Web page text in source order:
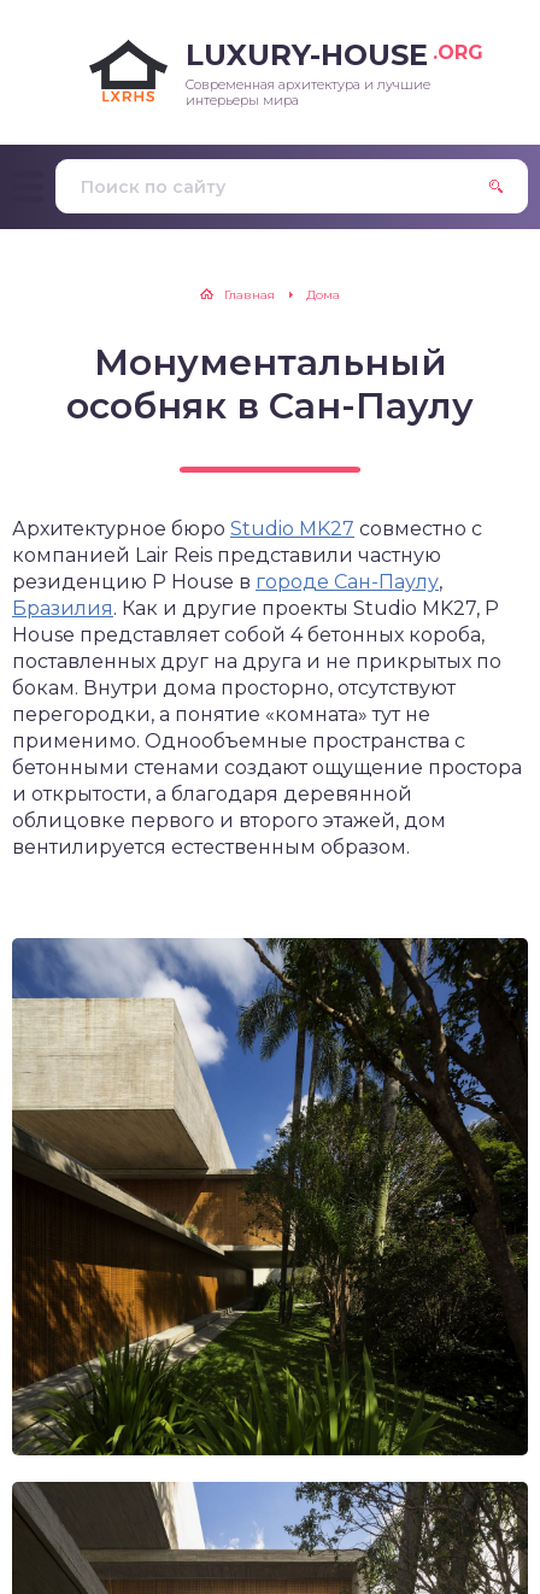
LUXURY-HOUSE .ORG
Современная архитектура и лучшие
интерьеры мира
Главная Дома
Монументальный
особняк в Сан-Паулу
Архитектурное бюро Studio MK27 совместно с
компанией Lair Reis представили частную
резиденцию P House в городе Сан-Паулу,
Бразилия. Как и другие проекты Studio MK27, P
House представляет собой 4 бетонных короба,
поставленных друг на друга и не прикрытых по
бокам. Внутри дома просторно, отсутствуют
перегородки, а понятие «комната» тут не
применимо. Однообъемные пространства с
бетонными стенами создают ощущение простора
и открытости, а благодаря деревянной
облицовке первого и второго этажей, дом
вентилируется естественным образом.